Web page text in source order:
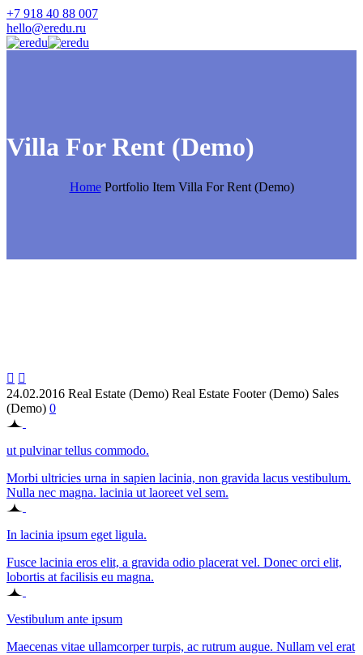
+7 918 40 88 007
hello@eredu.ru
Villa For Rent (Demo)
Home Portfolio Item Villa For Rent (Demo)
 
24.02.2016 Real Estate (Demo) Real Estate Footer (Demo) Sales
(Demo) 0
ut pulvinar tellus commodo.
Morbi ultricies urna in sapien lacinia, non gravida lacus vestibulum.
Nulla nec magna. lacinia ut laoreet vel sem.
In lacinia ipsum eget ligula.
Fusce lacinia eros elit, a gravida odio placerat vel. Donec orci elit,
lobortis at facilisis eu magna.
Vestibulum ante ipsum
Maecenas vitae ullamcorper turpis, ac rutrum augue. Nullam vel erat